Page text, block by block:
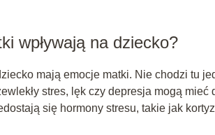
wpływają na dziecko?
mają emocje matki. Nie chodzi tu
stres, lęk czy depresja mogą mieć
się hormony stresu, takie jak